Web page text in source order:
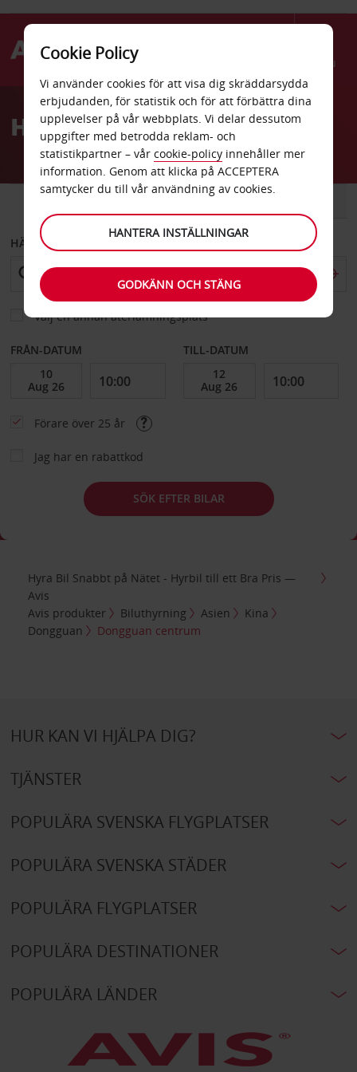
Menu
AvisHyrbil Dongguan centrum
BIL
HÄMTA FRÅN
Välj en annan återlämningsplats
FRÅN-DATUM TILL-DATUM
Förare över 25 år
Jag har en rabattkod
SÖK EFTER BILAR
Hyra Bil Snabbt på Nätet - Hyrbil till ett Bra Pris —
Avis
Avis produkter
Biluthyrning Asien
Kina
Dongguan
Dongguan centrum
HUR KAN VI HJÄLPA DIG?
TJÄNSTER
POPULÄRA SVENSKA FLYGPLATSER
POPULÄRA SVENSKA STÄDER
POPULÄRA FLYGPLATSER
POPULÄRA DESTINATIONER
POPULÄRA LÄNDER
Cookie Policy
Vi använder cookies för att visa dig skräddarsydda
erbjudanden, för statistik och för att förbättra dina
upplevelser på vår webbplats. Vi delar dessutom
uppgifter med betrodda reklam- och
statistikpartner – vår cookie-policy innehåller mer
information. Genom att klicka på ACCEPTERA
samtycker du till vår användning av cookies.
HANTERA INSTÄLLNINGAR
GODKÄNN OCH STÄNG